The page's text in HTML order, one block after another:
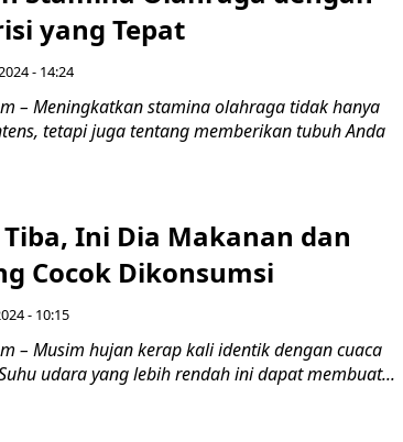
yang Tepat
- 14:24
– Meningkatkan stamina olahraga tidak hanya
tetapi juga tentang memberikan tubuh Anda
Ini Dia Makanan dan
Cocok Dikonsumsi
- 10:15
– Musim hujan kerap kali identik dengan cuaca
udara yang lebih rendah ini dapat membuat...